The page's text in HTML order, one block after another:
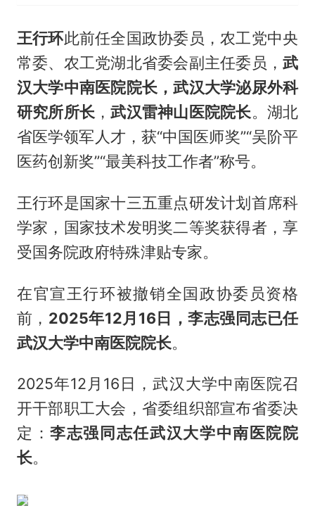
王行环此前任全国政协委员，农工党中央
常委、农工党湖北省委会副主任委员，武
汉大学中南医院院长，武汉大学泌尿外科
研究所所长 ，武汉雷神山医院院长。湖北
省医学领军人才，获“中国医师奖”“吴阶平
医药创新奖”“最美科技工作者”称号。
王行环是国家十三五重点研发计划首席科
学家，国家技术发明奖二等奖获得者，享
受国务院政府特殊津贴专家。
在官宣王行环被撤销全国政协委员资格
前， 2025年12月16日，李志强同志已任
武汉大学中南医院院长。
2025年12月16日，武汉大学中南医院召
开干部职工大会，省委组织部宣布省委决
定：李志强同志任武汉大学中南医院院
长。